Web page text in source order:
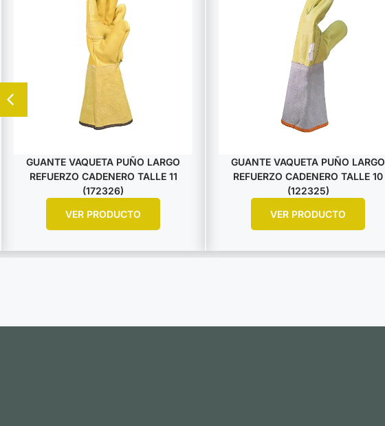
GUANTE VAQUETA PUÑO LARGO
REFUERZO CADENERO TALLE 11
(172326)
VER PRODUCTO
GUANTE VAQUETA PUÑO LARGO
REFUERZO CADENERO TALLE 10
(122325)
VER PRODUCTO